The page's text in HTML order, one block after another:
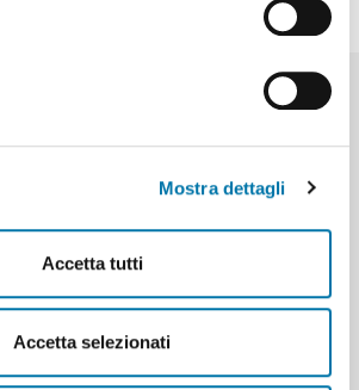
Mostra dettagli
Accetta tutti
Accetta selezionati
AUSWAHL DES